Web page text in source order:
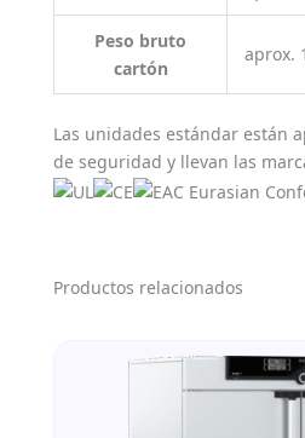
Peso bruto
cartón
aprox.
Las unidades estándar están
de seguridad y llevan las
Productos relacionados